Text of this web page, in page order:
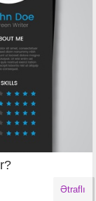
Ətraflı